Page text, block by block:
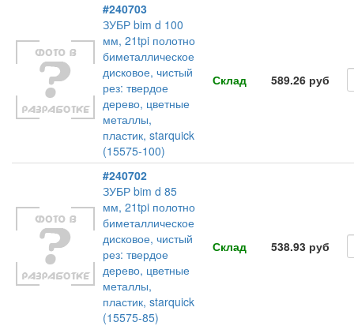
#240703
ЗУБР bim d 100
мм, 21tpi полотно
биметаллическое
дисковое, чистый
рез: твердое
дерево, цветные
металлы,
пластик, starquick
(15575-100)
Склад 589.26 руб
#240702
ЗУБР bim d 85
мм, 21tpi полотно
биметаллическое
дисковое, чистый
рез: твердое
дерево, цветные
металлы,
пластик, starquick
(15575-85)
Склад 538.93 руб